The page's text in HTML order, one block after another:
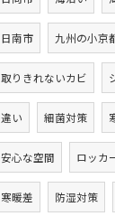
日南市 九州の小京
取りきれないカビ
違い 細菌対策
安心な空間 ロッカ
寒暖差 防湿対策